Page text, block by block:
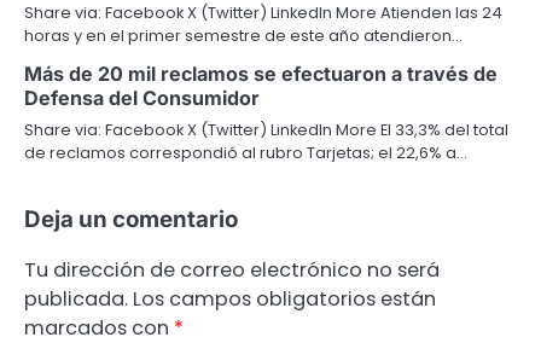
Share via: Facebook X (Twitter) LinkedIn More Atienden las 24
horas y en el primer semestre de este año atendieron…
Más de 20 mil reclamos se efectuaron a través de
Defensa del Consumidor
Share via: Facebook X (Twitter) LinkedIn More El 33,3% del total
de reclamos correspondió al rubro Tarjetas; el 22,6% a…
Deja un comentario
Tu dirección de correo electrónico no será
publicada. Los campos obligatorios están
marcados con *